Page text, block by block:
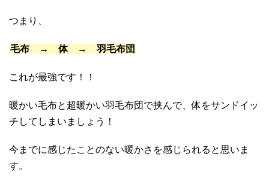
つまり、
毛布 → 体 → 羽毛布団
これが最強です！！
暖かい毛布と超暖かい羽毛布団で挟んで、体をサンドイッ
チしてしまいましょう！
今までに感じたことのない暖かさを感じられると思いま
す。